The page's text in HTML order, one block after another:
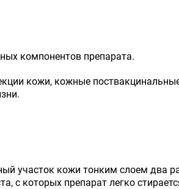
компонентов препарата.
кожи, кожные
участок кожи тонким слоем два
с которых препарат легко